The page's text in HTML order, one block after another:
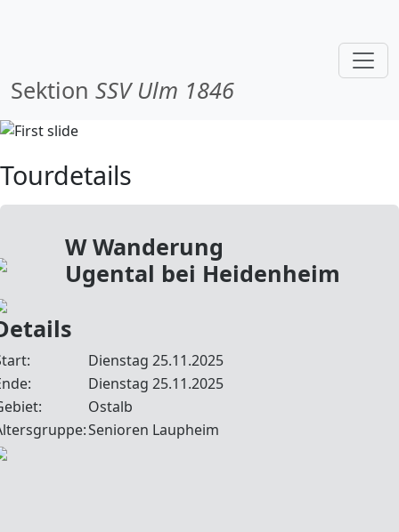
Sektion SSV Ulm 1846
Tourdetails
W Wanderung
Ugental bei Heidenheim
Dienstag 25.11.2025
Dienstag 25.11.2025
Ostalb
Senioren Laupheim